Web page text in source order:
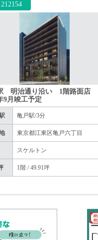
明治通り沿い 1階路面店
9月竣工予定
亀戸駅/3分
東京都江東区亀戸六丁目
スケルトン
1階 / 49.91坪